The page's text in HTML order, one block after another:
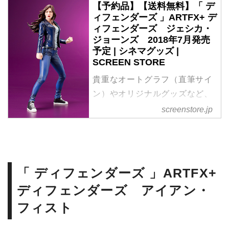
【予約品】【送料無料】「 デ
ィフェンダーズ 」ARTFX+ デ
ィフェンダーズ ジェシカ・
ジョーンズ 2018年7月発売
予定 | シネマグッズ |
SCREEN STORE
貴重なオートグラフ（直筆サイ
ン）やオリジナルグッズなど、
シネマグッズのご購入はscreenstore.jp
「 ディフェンダーズ 」ARTFX+
ディフェンダーズ アイアン・
フィスト